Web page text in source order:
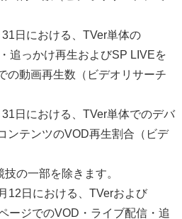
日における、TVer単体の
追っかけ再生およびSP LIVEを
の動画再生数（ビデオリサーチ
日における、TVer単体でのデバ
ンテンツのVOD再生割合（ビデ
の一部を除きます。
12日における、TVerおよび
ージでのVOD・ライブ配信・追